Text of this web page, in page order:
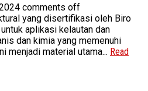
comments off
yang disertifikasi oleh Biro
aplikasi kelautan dan
dan kimia yang memenuhi
menjadi material utama... Read